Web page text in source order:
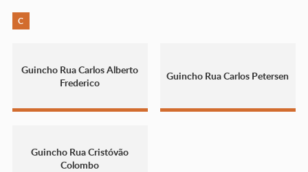
C
Guincho Rua Carlos Alberto
Frederico
Guincho Rua Carlos Petersen
Guincho Rua Cristóvão
Colombo